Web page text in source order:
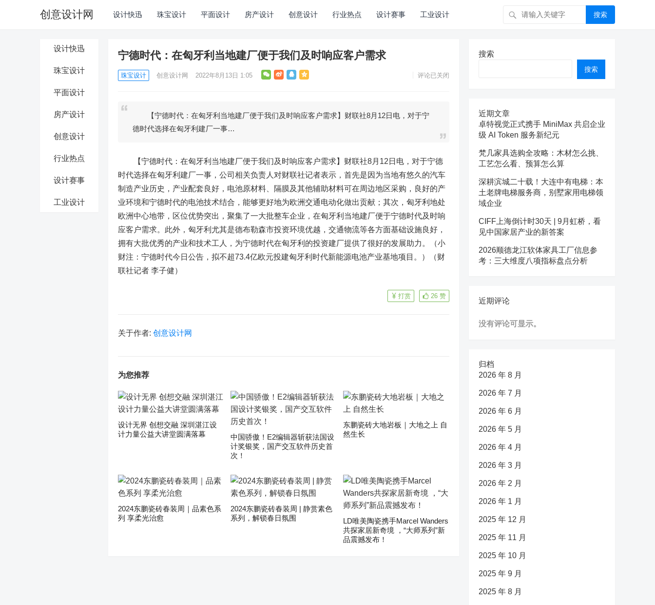
创意设计网 设计快迅 珠宝设计 平面设计 房产设计 创意设计 行业热点 设计赛事 工业设计 搜索
设计快迅
珠宝设计
平面设计
房产设计
创意设计
行业热点
设计赛事
工业设计
宁德时代：在匈牙利当地建厂便于我们及时响应客户需求
珠宝设计 创意设计网 2022年8月13日 1:05 评论已关闭
【宁德时代：在匈牙利当地建厂便于我们及时响应客户需求】财联社8月12日电，对于宁
德时代选择在匈牙利建厂一事…
【宁德时代 ：在匈牙利当地建厂便于我们及时响应客户需求】财联社8月12日电，对于宁德
时代选择在匈牙利建厂一事，公司相关负责人对财联社记者表示，首先是因为当地有悠久的汽车
制造产业历史，产业配套良好，电池原材料、隔膜及其他辅助材料可在周边地区采购，良好的产
业环境和宁德时代的电池技术结合，能够更好地为欧洲交通电动化做出贡献；其次，匈牙利地处
欧洲中心地带，区位优势突出，聚集了一大批整车企业，在匈牙利当地建厂便于宁德时代及时响
应客户需求。此外，匈牙利尤其是德布勒森市投资环境优越，交通物流等各方面基础设施良好，
拥有大批优秀的产业和技术工人，为宁德时代在匈牙利的投资建厂提供了很好的发展助力。（小
财注：宁德时代今日公告，拟不超73.4亿欧元投建匈牙利时代新能源电池产业基地项目。）（财
联社记者 李子健）
26 赞
打赏
关于作者: 创意设计网
为您推荐
设计无界 创想交融 深圳湛江设
计力量公益大讲堂圆满落幕
中国骄傲！E2编辑器斩获法国设
计奖银奖，国产交互软件历史首
次！
东鹏瓷砖大地岩板｜大地之上 自
然生长
2024东鹏瓷砖春装周｜品素色系
列 享柔光治愈
2024东鹏瓷砖春装周 | 静赏素色
系列，解锁春日氛围
LD唯美陶瓷携手Marcel Wanders
共探家居新奇境 ，“大师系列”新
品震撼发布！
搜索
搜索
近期文章
卓特视觉正式携手 MiniMax 共启企业
级 AI Token 服务新纪元
梵几家具选购全攻略：木材怎么挑、
工艺怎么看、预算怎么算
深耕滨城二十载！大连中有电梯：本
土老牌电梯服务商，别墅家用电梯领
域企业
CIFF上海倒计时30天 | 9月虹桥，看
见中国家居产业的新答案
2026顺德龙江软体家具工厂信息参
考：三大维度八项指标盘点分析
近期评论
没有评论可显示。
归档
2026 年 8 月
2026 年 7 月
2026 年 6 月
2026 年 5 月
2026 年 4 月
2026 年 3 月
2026 年 2 月
2026 年 1 月
2025 年 12 月
2025 年 11 月
2025 年 10 月
2025 年 9 月
2025 年 8 月